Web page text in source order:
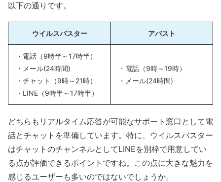
以下の通りです。
ウイルスバスター アバスト
・電話（9時半～17時半）
・メール(24時間)
・チャット（9時～21時）
・LINE（9時半～17時半）
・電話（9時～19時）
・メール(24時間)
どちらもリアルタイム応答が可能なサポート窓口として電
話とチャットを準備しています。特に、ウイルスバスター
はチャットのチャンネルとしてLINEを別枠で用意してい
る点が評価できるポイントですね。この点に大きな魅力を
感じるユーザーも多いのではないでしょうか。